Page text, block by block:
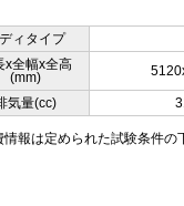
ィタイプ
x全幅x全高
(mm)
気量(cc)
報は定められた試験条件の